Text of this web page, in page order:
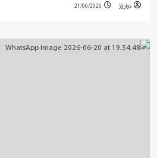
دواڕۆژ 21/06/2026